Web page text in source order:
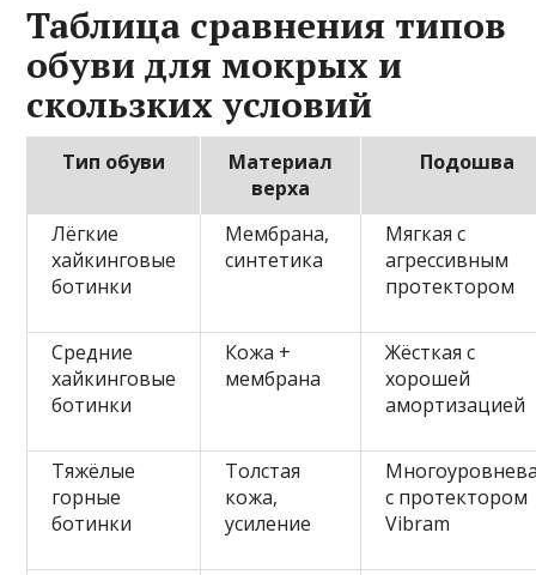
Таблица сравнения типов
обуви для мокрых и
скользких условий
Тип обуви
Материал
верха
Подошва
Лёгкие
хайкинговые
ботинки
Мембрана,
синтетика
Мягкая с
агрессивным
протектором
Средние
хайкинговые
ботинки
Кожа +
мембрана
Жёсткая с
хорошей
амортизацией
Тяжёлые
горные
ботинки
Толстая
кожа,
усиление
с протектором
Vibram